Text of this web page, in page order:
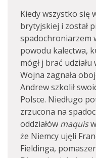
Kiedy wszystko się
brytyjskiej i został
spadochroniarzem
powodu kalectwa,
mógł j brać
Wojna zagnała
Andrew szkolił
Polsce. Niedługo
zrzucona na
oddziałów maquis
że Niemcy ujęli
Fieldinga,